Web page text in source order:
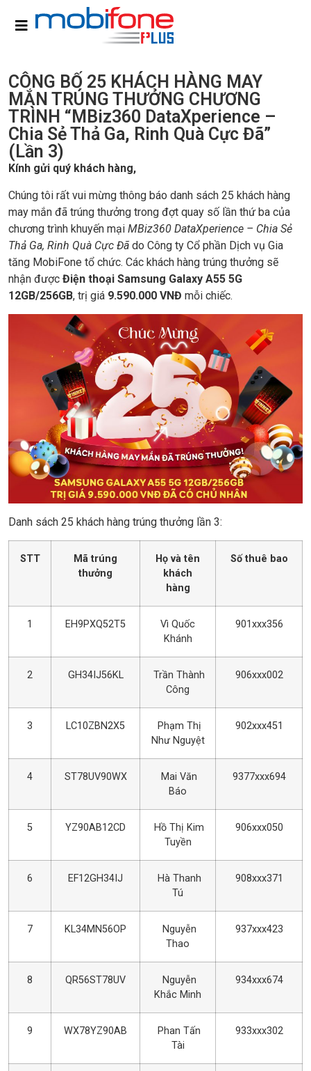
CÔNG BỐ 25 KHÁCH HÀNG MAY
MẮN TRÚNG THƯỞNG CHƯƠNG
TRÌNH “MBiz360 DataXperience –
Chia Sẻ Thả Ga, Rinh Quà Cực Đã”
(Lần 3)
Kính gửi quý khách hàng,
Chúng tôi rất vui mừng thông báo danh sách 25 khách hàng
may mắn đã trúng thưởng trong đợt quay số lần thứ ba của
chương trình khuyến mại MBiz360 DataXperience – Chia Sẻ
Thả Ga, Rinh Quà Cực Đã do Công ty Cổ phần Dịch vụ Gia
tăng MobiFone tổ chức. Các khách hàng trúng thưởng sẽ
nhận được Điện thoại Samsung Galaxy A55 5G
12GB/256GB, trị giá 9.590.000 VNĐ mỗi chiếc.
Danh sách 25 khách hàng trúng thưởng lần 3:
STT
Mã trúng
thưởng
Họ và tên
khách
hàng
Số thuê bao
1 EH9PXQ52T5
Vì Quốc
Khánh
901xxx356
2 GH34IJ56KL
Trần Thành
Công
906xxx002
3 LC10ZBN2X5
Phạm Thị
Như Nguyệt
902xxx451
4 ST78UV90WX
Mai Văn
Báo
9377xxx694
5 YZ90AB12CD
Hồ Thị Kim
Tuyền
906xxx050
6 EF12GH34IJ
Hà Thanh
Tú
908xxx371
7 KL34MN56OP
Nguyễn
Thao
937xxx423
8 QR56ST78UV
Nguyễn
Khắc Minh
934xxx674
9 WX78YZ90AB
Phan Tấn
Tài
933xxx302